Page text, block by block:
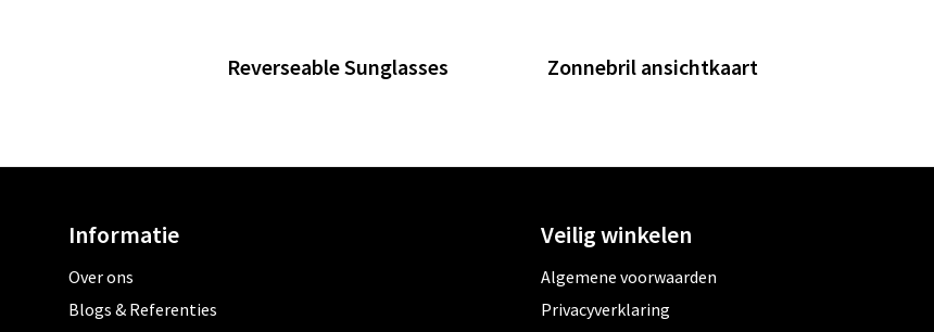
Reverseable Sunglasses Zonnebril ansichtkaart
Informatie
Over ons
Blogs & Referenties
Veilig winkelen
Algemene voorwaarden
Privacyverklaring